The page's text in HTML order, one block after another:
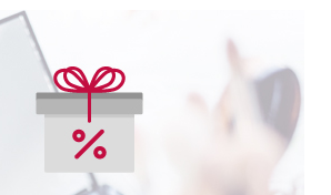
CATRICE
CATRICE LABIAL LIQUIDO
SHINE BOMB 070 HOTTIE